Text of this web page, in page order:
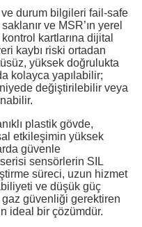
durum bilgileri fail-safe
ve MSR’ın yerel
kartlarına dijital
kaybı riski ortadan
yüksek doğrulukta
kolayca yapılabilir;
değiştirilebilir veya
plastik gövde,
etkileşimin yüksek
güvenle
serisi sensörlerin SIL
süreci, uzun hizmet
ve düşük güç
güvenliği gerektiren
ideal bir çözümdür.